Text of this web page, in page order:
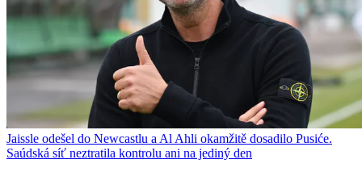
Jaissle odešel do Newcastlu a Al Ahli okamžitě dosadilo Pusiće.
Saúdská síť neztratila kontrolu ani na jediný den